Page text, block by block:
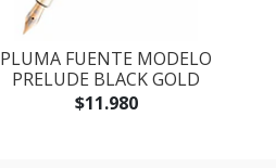
PLUMA FUENTE MODELO
PRELUDE BLACK GOLD
$11.980